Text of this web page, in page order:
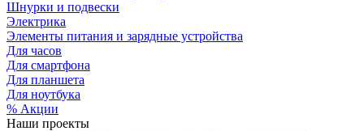
Шнурки и подвески
Электрика
Элементы питания и зарядные устройства
Для часов
Для смартфона
Для планшета
Для ноутбука
% Акции
Наши проекты